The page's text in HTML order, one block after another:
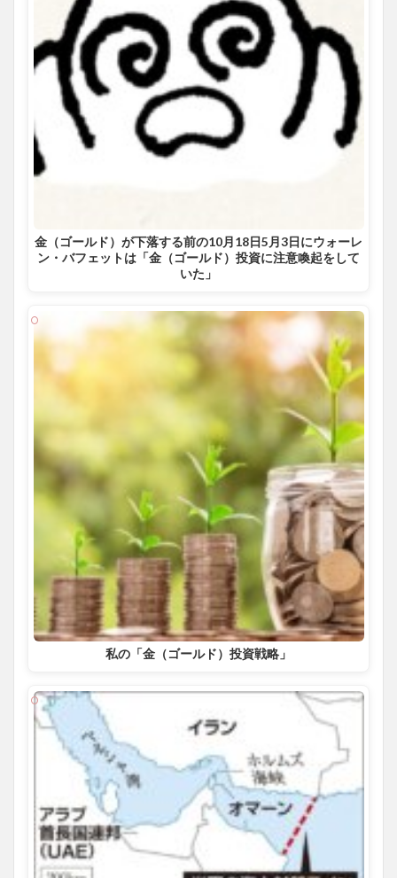
金（ゴールド）が下落する前の10月18日5月3日にウォーレ
ン・バフェットは「金（ゴールド）投資に注意喚起をして
いた」
私の「金（ゴールド）投資戦略」